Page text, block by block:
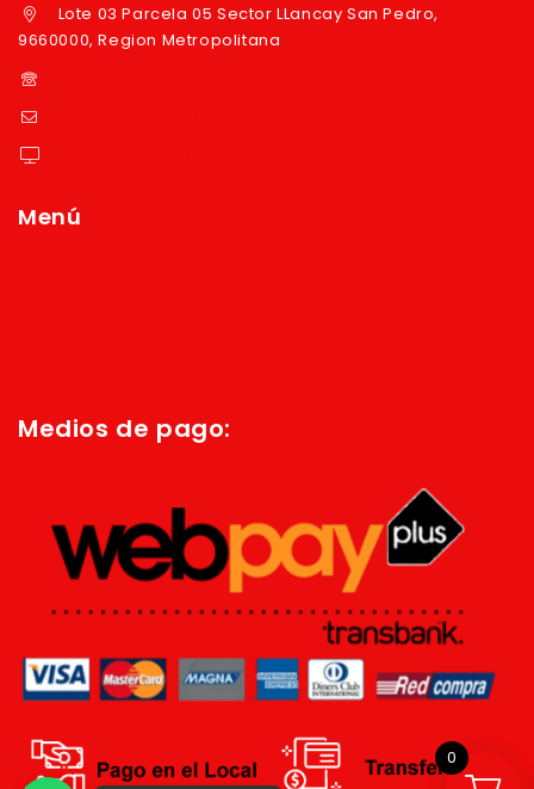
Lote 03 Parcela 05 Sector LLancay San Pedro,
9660000, Region Metropolitana
Menú
Medios de pago:
0